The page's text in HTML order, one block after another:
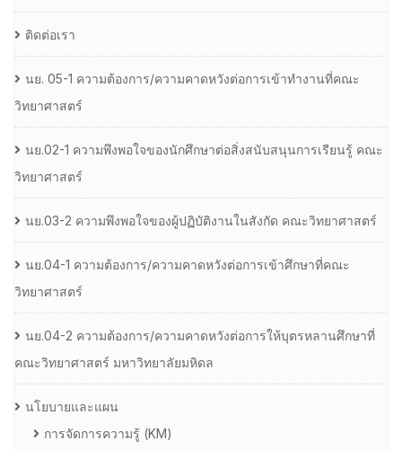
ติดต่อเรา
นย. 05-1 ความต้องการ/ความคาดหวังต่อการเข้าทำงานที่คณะ
วิทยาศาสตร์
นย.02-1 ความพึงพอใจของนักศึกษาต่อสิ่งสนับสนุนการเรียนรู้ คณะ
วิทยาศาสตร์
นย.03-2 ความพึงพอใจของผู้ปฏิบัติงานในสังกัด คณะวิทยาศาสตร์
นย.04-1 ความต้องการ/ความคาดหวังต่อการเข้าศึกษาที่คณะ
วิทยาศาสตร์
นย.04-2 ความต้องการ/ความคาดหวังต่อการให้บุตรหลานศึกษาที่
คณะวิทยาศาสตร์ มหาวิทยาลัยมหิดล
นโยบายและแผน
การจัดการความรู้ (KM)